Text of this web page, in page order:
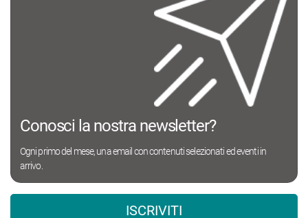
Conosci la nostra newsletter?
Ogni primo del mese, una email con contenuti selezionati ed eventi in
arrivo.
ISCRIVITI